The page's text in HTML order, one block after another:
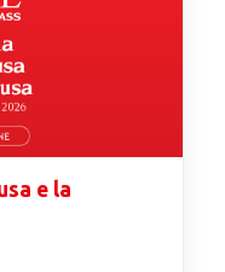
e la